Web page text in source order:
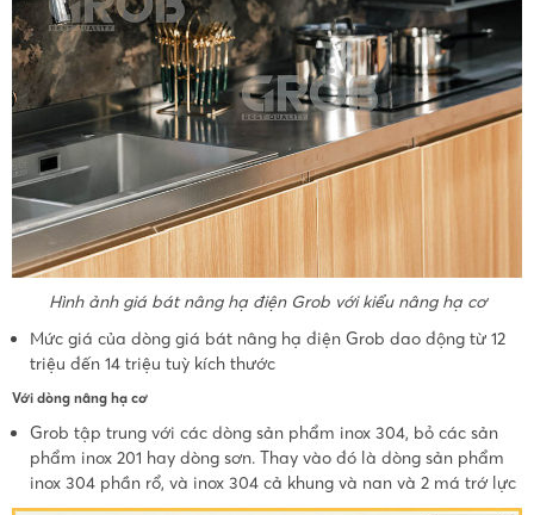
Hình ảnh giá bát nâng hạ điện Grob với kiểu nâng hạ cơ
Mức giá của dòng giá bát nâng hạ điện Grob dao động từ 12
triệu đến 14 triệu tuỳ kích thước
Với dòng nâng hạ cơ
Grob tập trung với các dòng sản phẩm inox 304, bỏ các sản
phẩm inox 201 hay dòng sơn. Thay vào đó là dòng sản phẩm
inox 304 phần rổ, và inox 304 cả khung và nan và 2 má trớ lực